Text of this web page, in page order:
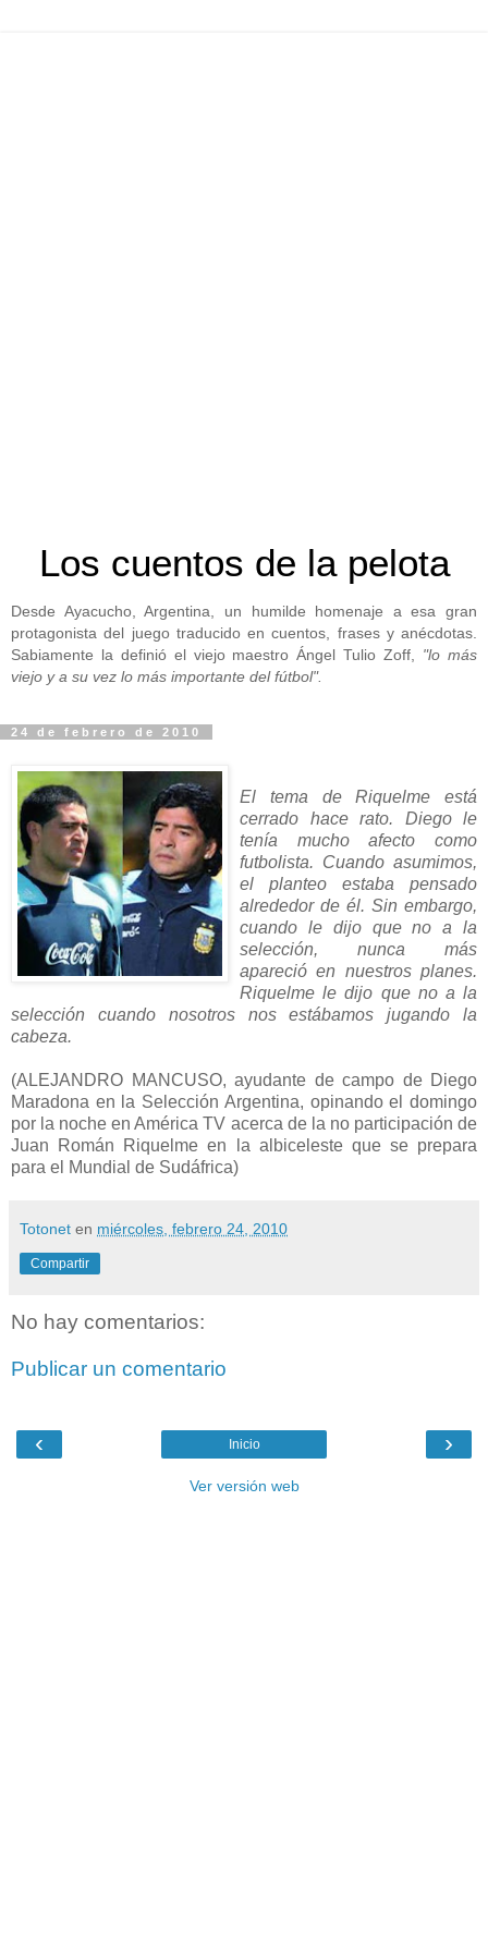
Los cuentos de la pelota
Desde Ayacucho, Argentina, un humilde homenaje a esa gran
protagonista del juego traducido en cuentos, frases y anécdotas.
Sabiamente la definió el viejo maestro Ángel Tulio Zoff, "lo más
viejo y a su vez lo más importante del fútbol".
24 de febrero de 2010
El tema de Riquelme está
cerrado hace rato. Diego le
tenía mucho afecto como
futbolista. Cuando asumimos,
el planteo estaba pensado
alrededor de él. Sin embargo,
cuando le dijo que no a la
selección, nunca más
apareció en nuestros planes.
Riquelme le dijo que no a la
selección cuando nosotros nos estábamos jugando la
cabeza.
(ALEJANDRO MANCUSO, ayudante de campo de Diego
Maradona en la Selección Argentina, opinando el domingo
por la noche en América TV acerca de la no participación de
Juan Román Riquelme en la albiceleste que se prepara
para el Mundial de Sudáfrica)
Totonet en miércoles, febrero 24, 2010
Compartir
No hay comentarios:
Publicar un comentario
‹ ›
Inicio
Ver versión web